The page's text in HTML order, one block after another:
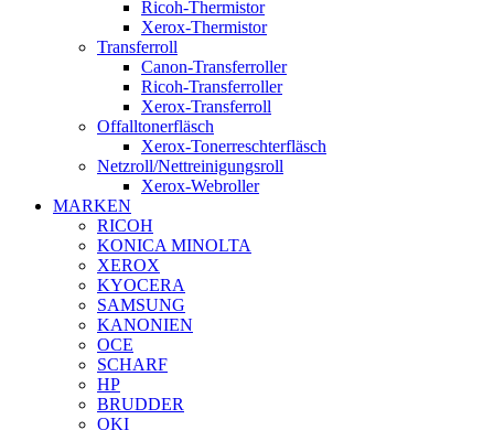
Ricoh-Thermistor
Xerox-Thermistor
Transferroll
Canon-Transferroller
Ricoh-Transferroller
Xerox-Transferroll
Offalltonerfläsch
Xerox-Tonerreschterfläsch
Netzroll/Nettreinigungsroll
Xerox-Webroller
MARKEN
RICOH
KONICA MINOLTA
XEROX
KYOCERA
SAMSUNG
KANONIEN
OCE
SCHARF
HP
BRUDDER
OKI